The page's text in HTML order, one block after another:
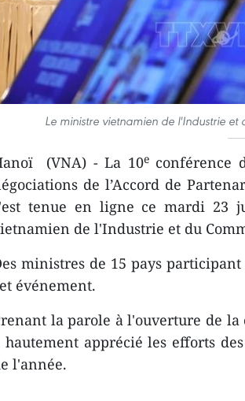
Le ministre vietnamien de l'Industrie et
(VNA) - La 10econférence
de l’Accord de
tenue en ligne ce mardi 23
de l'Industrie et du
ministres de 15 pays
événement.
la parole à l'ouverture de
hautement apprécié les efforts
l'année.